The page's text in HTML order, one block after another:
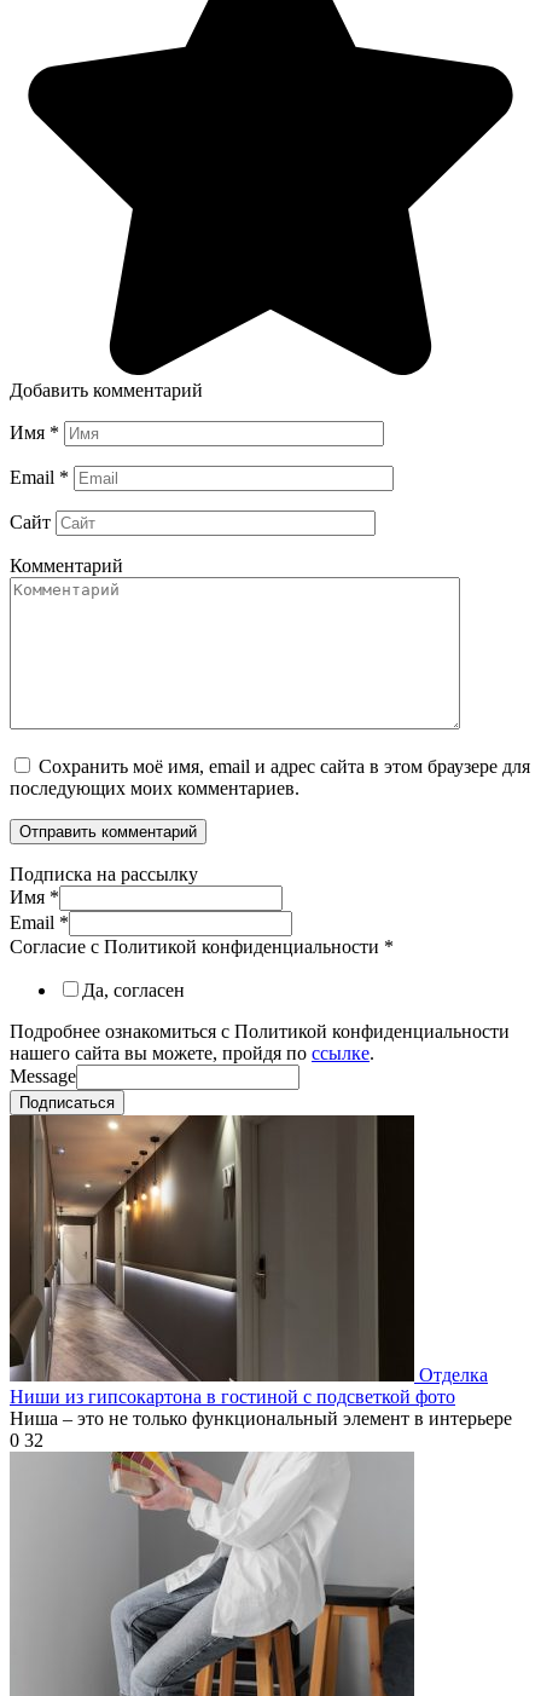
Добавить комментарий
Имя *
Email *
Сайт
Комментарий
Сохранить моё имя, email и адрес сайта в этом браузере для
последующих моих комментариев.
Подписка на рассылку
Имя *
Email *
Согласие с Политикой конфиденциальности *
Да, согласен
Подробнее ознакомиться с Политикой конфиденциальности
нашего сайта вы можете, пройдя по ссылке.
Message
Подписаться
Отделка
Ниши из гипсокартона в гостиной с подсветкой фото
Ниша – это не только функциональный элемент в интерьере
0 32